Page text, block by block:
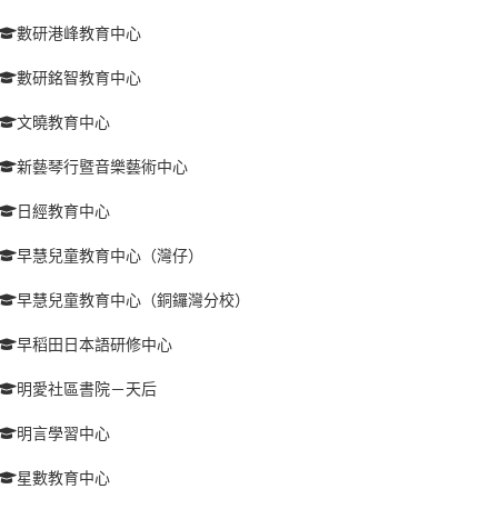
數研港峰教育中心
數研銘智教育中心
文曉教育中心
新藝琴行暨音樂藝術中心
日經教育中心
早慧兒童教育中心（灣仔）
早慧兒童教育中心（銅鑼灣分校）
早稻田日本語研修中心
明愛社區書院－天后
明言學習中心
星數教育中心